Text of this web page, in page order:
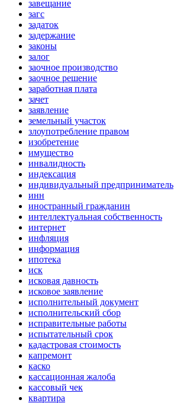
завещание
загс
задаток
задержание
законы
залог
заочное производство
заочное решение
заработная плата
зачет
заявление
земельный участок
злоупотребление правом
изобретение
имущество
инвалидность
индексация
индивидуальный предприниматель
инн
иностранный гражданин
интеллектуальная собственность
интернет
инфляция
информация
ипотека
иск
исковая давность
исковое заявление
исполнительный документ
исполнительский сбор
исправительные работы
испытательный срок
кадастровая стоимость
капремонт
каско
кассационная жалоба
кассовый чек
квартира